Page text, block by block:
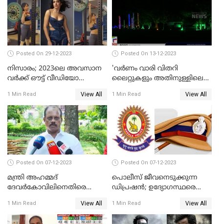
Posted On 29-12-2023
നിസാരം; 2023ലെ അവസാന
വർക്ക് ഔട്ട് വീഡിയോ
1 Min Read View All
Posted On 13-12-2023
'വര്‍ണം വാരി വിതറി
ലൈറ്റുകളും അതിനുള്ളിലെ
അണിഞ്ഞൊരുങ്ങി എസ് ബി
കോളേജ് മൈതാനം
1 Min Read View All
Posted On 07-12-2023
മന്ത്രി അഹമ്മദ്
ദേവർകോവിലിനെതിരെ
ആരോപണത്തിൽ
അന്വേഷണം
1 Min Read View All
Posted On 07-12-2023
പൊലീസ് ജീവനെടുക്കുന്ന
ഡിപ്രഷൻ; ഉദ്യോഗസ്ഥരെ
നടപടികളുമായി ഡിജിപി
1 Min Read View All